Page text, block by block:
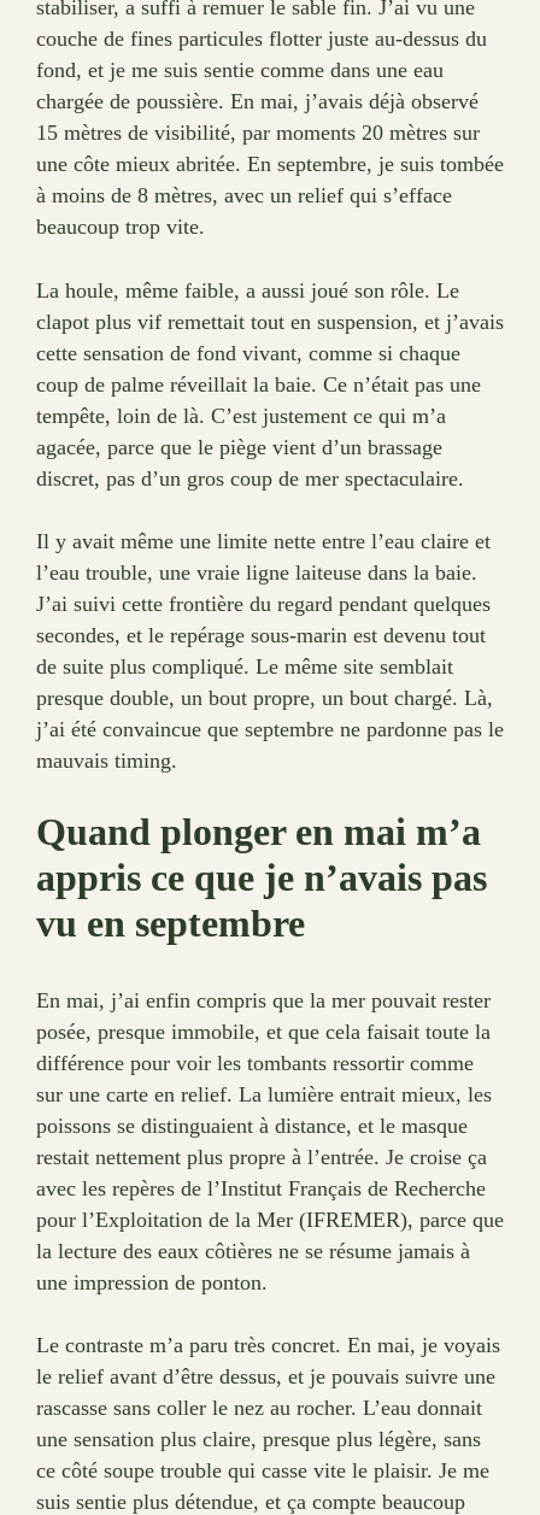
stabiliser, a suffi à remuer le sable fin. J’ai vu une
couche de fines particules flotter juste au-dessus du
fond, et je me suis sentie comme dans une eau
chargée de poussière. En mai, j’avais déjà observé
15 mètres de visibilité, par moments 20 mètres sur
une côte mieux abritée. En septembre, je suis tombée
à moins de 8 mètres, avec un relief qui s’efface
beaucoup trop vite.
La houle, même faible, a aussi joué son rôle. Le
clapot plus vif remettait tout en suspension, et j’avais
cette sensation de fond vivant, comme si chaque
coup de palme réveillait la baie. Ce n’était pas une
tempête, loin de là. C’est justement ce qui m’a
agacée, parce que le piège vient d’un brassage
discret, pas d’un gros coup de mer spectaculaire.
Il y avait même une limite nette entre l’eau claire et
l’eau trouble, une vraie ligne laiteuse dans la baie.
J’ai suivi cette frontière du regard pendant quelques
secondes, et le repérage sous-marin est devenu tout
de suite plus compliqué. Le même site semblait
presque double, un bout propre, un bout chargé. Là,
j’ai été convaincue que septembre ne pardonne pas le
mauvais timing.
Quand plonger en mai m’a
appris ce que je n’avais pas
vu en septembre
En mai, j’ai enfin compris que la mer pouvait rester
posée, presque immobile, et que cela faisait toute la
différence pour voir les tombants ressortir comme
sur une carte en relief. La lumière entrait mieux, les
poissons se distinguaient à distance, et le masque
restait nettement plus propre à l’entrée. Je croise ça
avec les repères de l’Institut Français de Recherche
pour l’Exploitation de la Mer (IFREMER), parce que
la lecture des eaux côtières ne se résume jamais à
une impression de ponton.
Le contraste m’a paru très concret. En mai, je voyais
le relief avant d’être dessus, et je pouvais suivre une
rascasse sans coller le nez au rocher. L’eau donnait
une sensation plus claire, presque plus légère, sans
ce côté soupe trouble qui casse vite le plaisir. Je me
suis sentie plus détendue, et ça compte beaucoup